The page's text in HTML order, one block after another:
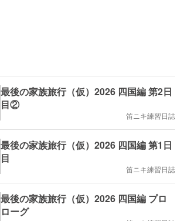
最後の家族旅行（仮）2026 四国編 第2日
目②
笛ニキ練習日誌
最後の家族旅行（仮）2026 四国編 第1日
目
笛ニキ練習日誌
最後の家族旅行（仮）2026 四国編 プロ
ローグ